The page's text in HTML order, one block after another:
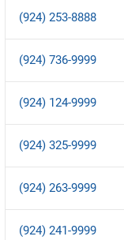
(924) 253-8888
(924) 736-9999
(924) 124-9999
(924) 325-9999
(924) 263-9999
(924) 241-9999